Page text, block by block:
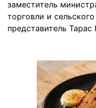
заместитель
торговли и
представитель Тарас